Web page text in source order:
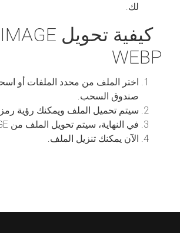
لك.
WEBP
اختر الملف من محدد الملفات أو
صندوق السحب.
سيتم تحميل الملف ويمكنك رؤية رمز
في النهاية، سيتم تحويل الملف من IMAGE إلى WEBP.
الآن يمكنك تنزيل الملف.